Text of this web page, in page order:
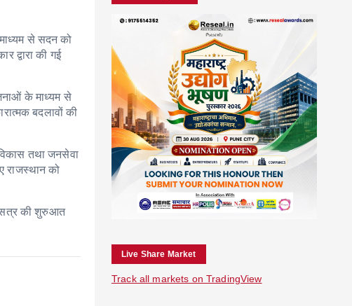
से सदन को
द्वारा की गई
के माध्यम से
बदलावों की
तथा जनसेवा
राजस्थान को
सत्र की शुरुआत
Live Share Market
Track all markets on TradingView